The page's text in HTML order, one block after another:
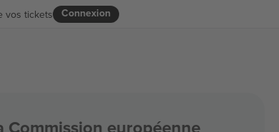
Connexion
vos tickets